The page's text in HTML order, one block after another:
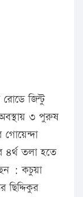
জিন্টু
৩ পুরুষ
৪র্থ তলা হতে
: কচুয়া
ছিদ্দিকুর